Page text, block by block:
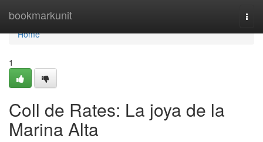
bookmarkunit
Home
Home
1
Coll de Rates: La joya de la
Marina Alta